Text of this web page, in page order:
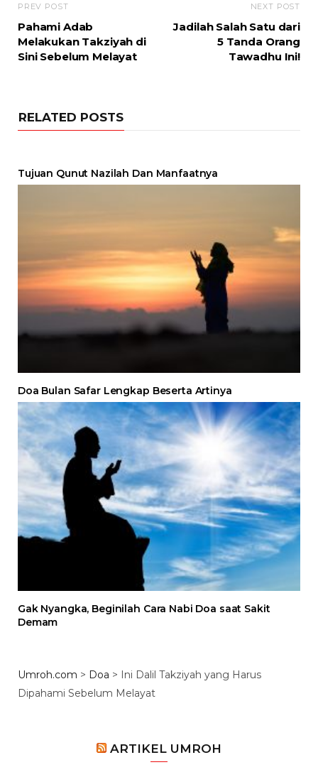
PREV POST
Pahami Adab
Melakukan Takziyah di
Sini Sebelum Melayat
NEXT POST
Jadilah Salah Satu dari
5 Tanda Orang
Tawadhu Ini!
RELATED POSTS
Tujuan Qunut Nazilah Dan Manfaatnya
Doa Bulan Safar Lengkap Beserta Artinya
Gak Nyangka, Beginilah Cara Nabi Doa saat Sakit
Demam
Umroh.com > Doa > Ini Dalil Takziyah yang Harus
Dipahami Sebelum Melayat
ARTIKEL UMROH